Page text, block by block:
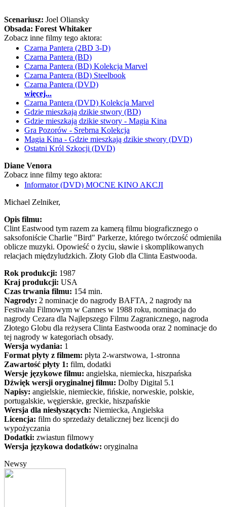
Scenariusz: Joel Oliansky
Obsada: Forest Whitaker
Zobacz inne filmy tego aktora:
Czarna Pantera (2BD 3-D)
Czarna Pantera (BD)
Czarna Pantera (BD) Kolekcja Marvel
Czarna Pantera (BD) Steelbook
Czarna Pantera (DVD)
więcej...
Czarna Pantera (DVD) Kolekcja Marvel
Gdzie mieszkają dzikie stwory (BD)
Gdzie mieszkają dzikie stwory - Magia Kina
Gra Pozorów - Srebrna Kolekcja
Magia Kina - Gdzie mieszkają dzikie stwory (DVD)
Ostatni Król Szkocji (DVD)
Diane Venora
Zobacz inne filmy tego aktora:
Informator (DVD) MOCNE KINO AKCJI
Michael Zelniker,
Opis filmu:
Clint Eastwood tym razem za kamerą filmu biograficznego o
saksofoniście Charlie "Bird" Parkerze, którego twórczość odmieniła
oblicze muzyki. Opowieść o życiu, sławie i skomplikowanych
relacjach międzyludzkich. Złoty Glob dla Clinta Eastwooda.
Rok produkcji: 1987
Kraj produkcji: USA
Czas trwania filmu: 154 min.
Nagrody: 2 nominacje do nagrody BAFTA, 2 nagrody na
Festiwalu Filmowym w Cannes w 1988 roku, nominacja do
nagrody Cezara dla Najlepszego Filmu Zagranicznego, nagroda
Złotego Globu dla reżysera Clinta Eastwooda oraz 2 nominacje do
tej nagrody w kategoriach obsady.
Wersja wydania: 1
Format płyty z filmem: płyta 2-warstwowa, 1-stronna
Zawartość płyty 1: film, dodatki
Wersje językowe filmu: angielska, niemiecka, hiszpańska
Dźwięk wersji oryginalnej filmu: Dolby Digital 5.1
Napisy: angielskie, niemieckie, fińskie, norweskie, polskie,
portugalskie, węgierskie, greckie, hiszpańskie
Wersja dla niesłyszących: Niemiecka, Angielska
Licencja: film do sprzedaży detalicznej bez licencji do
wypożyczania
Dodatki: zwiastun filmowy
Wersja językowa dodatków: oryginalna
Newsy